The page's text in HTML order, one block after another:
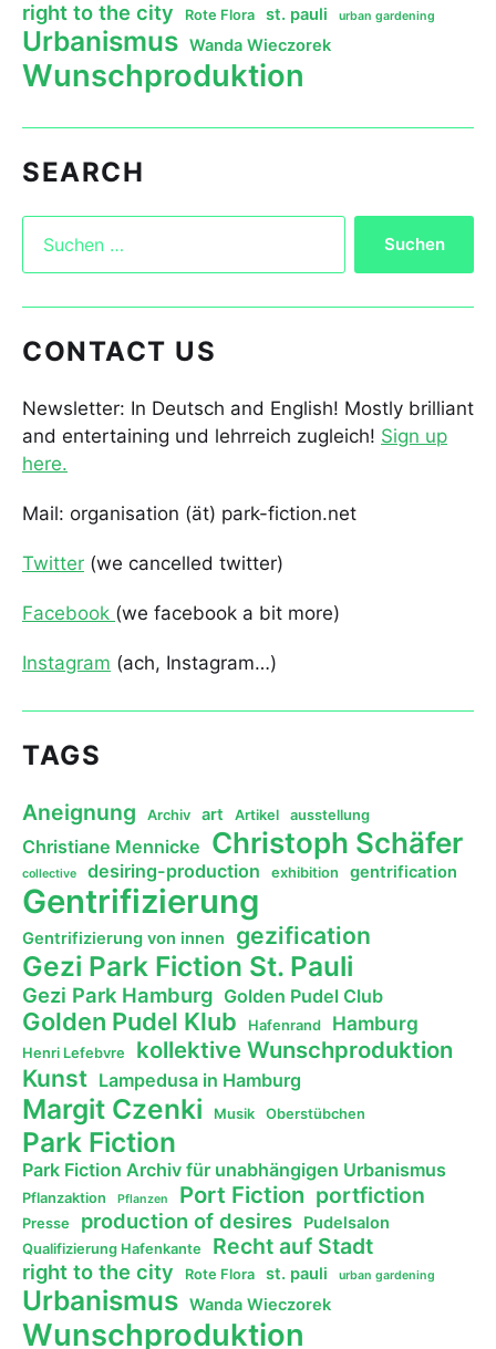
right to the city Rote Flora st. pauli urban gardening
Urbanismus Wanda Wieczorek
Wunschproduktion
SEARCH
CONTACT US
Newsletter: In Deutsch and English! Mostly brilliant
and entertaining und lehrreich zugleich! Sign up
here.
Mail: organisation (ät) park-fiction.net
Twitter (we cancelled twitter)
Facebook (we facebook a bit more)
Instagram (ach, Instagram…)
TAGS
Aneignung Archiv art Artikel ausstellung
Christiane Mennicke Christoph Schäfer
collective desiring-production exhibition gentrification
Gentrifizierung
Gentrifizierung von innen gezification
Gezi Park Fiction St. Pauli
Gezi Park Hamburg Golden Pudel Club
Golden Pudel Klub Hafenrand Hamburg
Henri Lefebvre kollektive Wunschproduktion
Kunst Lampedusa in Hamburg
Margit Czenki Musik Oberstübchen
Park Fiction
Park Fiction Archiv für unabhängigen Urbanismus
Pflanzaktion Pflanzen Port Fiction portfiction
Presse production of desires Pudelsalon
Qualifizierung Hafenkante Recht auf Stadt
right to the city Rote Flora st. pauli urban gardening
Urbanismus Wanda Wieczorek
Wunschproduktion